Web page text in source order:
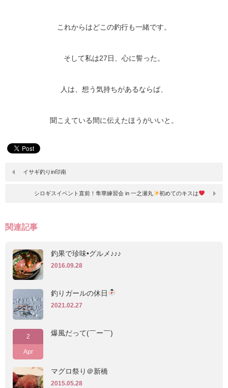
これからはどこの釣行も一緒です。
そして私は27日、心に誓った。
人は、想う気持ちがあるならば、
聞こえている間に伝えたほうがいいと。
イサギ釣りin印南
シロギスイベント直前！隼華練習会 in 一之瀬丸 初めてのキスは
関連記事
釣果で珍味•グルメ♪♪♪
2016.09.28
釣りガールの休日
2021.02.27
2
Apr
爆風だって(￣ー￣)
マグロ祭り＠新橋
2015.05.28